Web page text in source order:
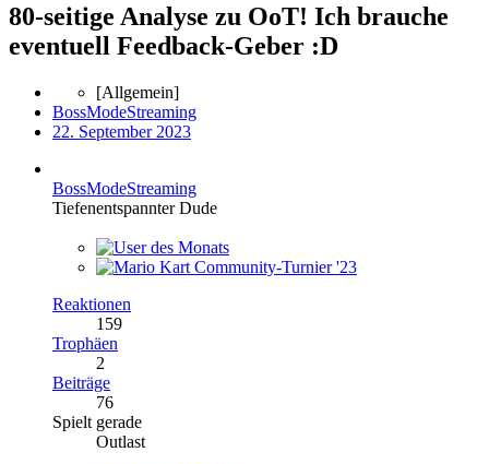
80-seitige Analyse zu OoT! Ich brauche
eventuell Feedback-Geber :D
[Allgemein]
BossModeStreaming
22. September 2023
BossModeStreaming
Tiefenentspannter Dude
Reaktionen
159
Trophäen
2
Beiträge
76
Spielt gerade
Outlast